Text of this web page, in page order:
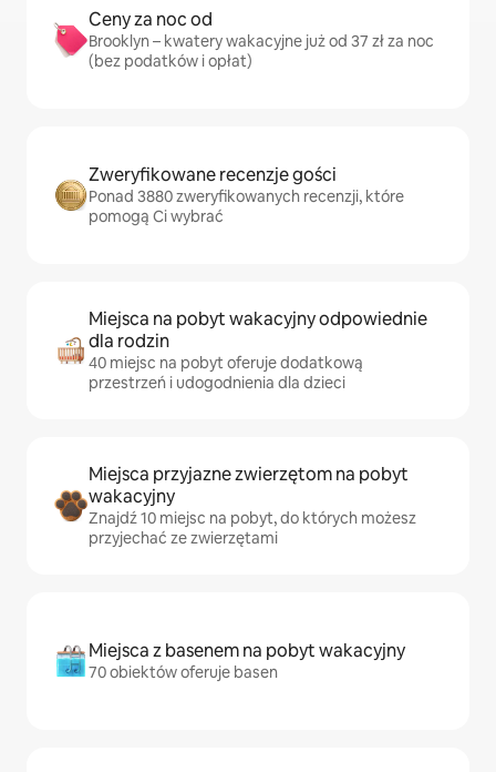
Ceny za noc od
Brooklyn – kwatery wakacyjne już od 37 zł za noc
(bez podatków i opłat)
Zweryfikowane recenzje gości
Ponad 3880 zweryfikowanych recenzji, które
pomogą Ci wybrać
Miejsca na pobyt wakacyjny odpowiednie
dla rodzin
40 miejsc na pobyt oferuje dodatkową
przestrzeń i udogodnienia dla dzieci
Miejsca przyjazne zwierzętom na pobyt
wakacyjny
Znajdź 10 miejsc na pobyt, do których możesz
przyjechać ze zwierzętami
Miejsca z basenem na pobyt wakacyjny
70 obiektów oferuje basen